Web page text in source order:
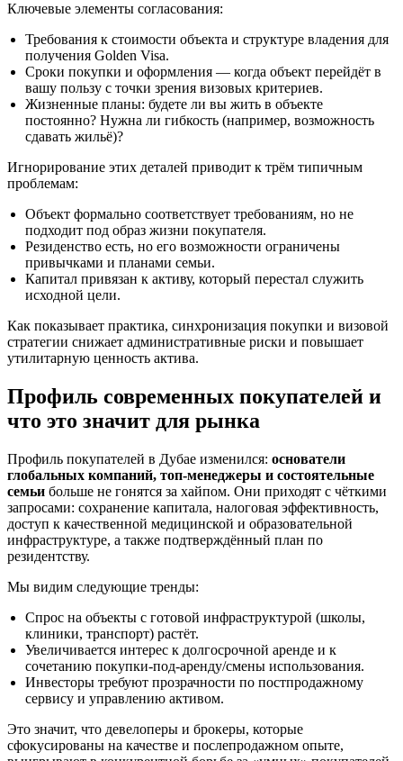
Ключевые элементы согласования:
Требования к стоимости объекта и структуре владения для
получения Golden Visa.
Сроки покупки и оформления — когда объект перейдёт в
вашу пользу с точки зрения визовых критериев.
Жизненные планы: будете ли вы жить в объекте
постоянно? Нужна ли гибкость (например, возможность
сдавать жильё)?
Игнорирование этих деталей приводит к трём типичным
проблемам:
Объект формально соответствует требованиям, но не
подходит под образ жизни покупателя.
Резиденство есть, но его возможности ограничены
привычками и планами семьи.
Капитал привязан к активу, который перестал служить
исходной цели.
Как показывает практика, синхронизация покупки и визовой
стратегии снижает административные риски и повышает
утилитарную ценность актива.
Профиль современных покупателей и
что это значит для рынка
Профиль покупателей в Дубае изменился: основатели
глобальных компаний, топ‑менеджеры и состоятельные
семьи больше не гонятся за хайпом. Они приходят с чёткими
запросами: сохранение капитала, налоговая эффективность,
доступ к качественной медицинской и образовательной
инфраструктуре, а также подтверждённый план по
резидентству.
Мы видим следующие тренды:
Спрос на объекты с готовой инфраструктурой (школы,
клиники, транспорт) растёт.
Увеличивается интерес к долгосрочной аренде и к
сочетанию покупки‑под‑аренду/смены использования.
Инвесторы требуют прозрачности по постпродажному
сервису и управлению активом.
Это значит, что девелоперы и брокеры, которые
сфокусированы на качестве и послепродажном опыте,